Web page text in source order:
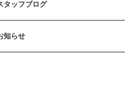
タッフブログ
知らせ